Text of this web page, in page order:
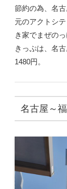
節約の為、名
元のアクトシ
き家でまぜのっ
きっぷは、名
1480円。
名古屋～